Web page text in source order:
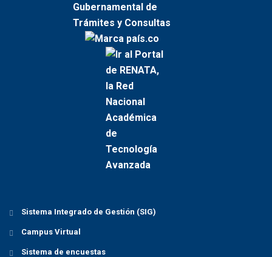
Sistema Integrado de Gestión (SIG)
Campus Virtual
Sistema de encuestas